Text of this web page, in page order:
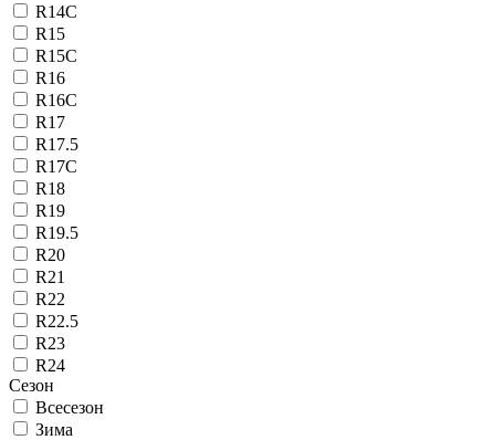
R14C
R15
R15C
R16
R16C
R17
R17.5
R17C
R18
R19
R19.5
R20
R21
R22
R22.5
R23
R24
Сезон
Всесезон
Зима